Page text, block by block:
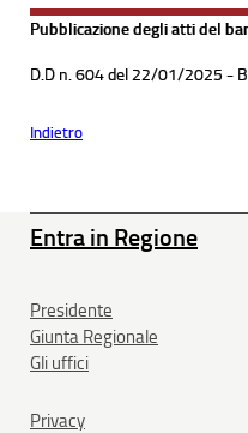
Entra in Regione
Presidente
Giunta Regionale
Gli uffici
Privacy